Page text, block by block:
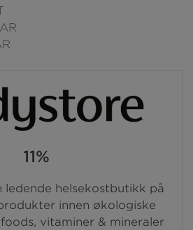
11%
ledende helsekostbutikk på
innen økologiske
vitaminer & mineraler